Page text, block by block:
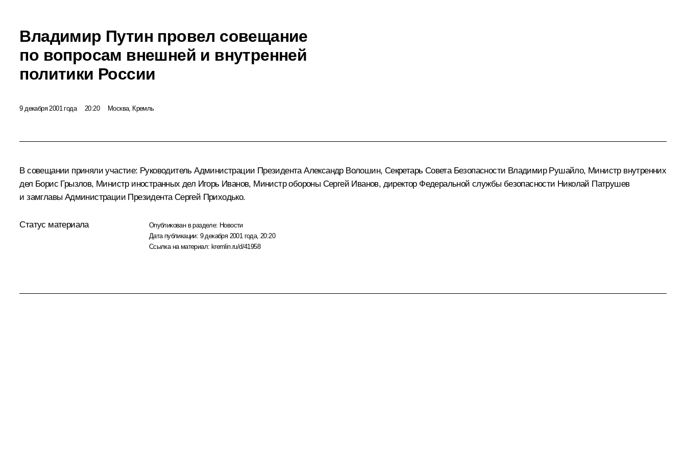
Владимир Путин провел совещание
по вопросам внешней и внутренней
политики России
9 декабря 2001 года 20:20 Москва, Кремль
В совещании приняли участие: Руководитель Администрации Президента Александр Волошин, Секретарь Совета Безопасности Владимир Рушайло, Министр внутренних
дел Борис Грызлов, Министр иностранных дел Игорь Иванов, Министр обороны Сергей Иванов, директор Федеральной службы безопасности Николай Патрушев
и замглавы Администрации Президента Сергей Приходько.
Статус материала Опубликован в разделе: Новости
Дата публикации: 9 декабря 2001 года, 20:20
Ссылка на материал: kremlin.ru/d/41958